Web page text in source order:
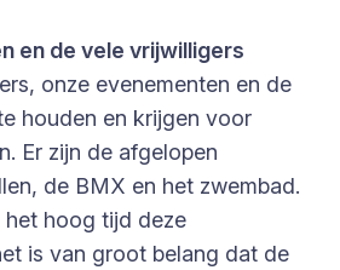
en de vele vrijwilligers
onze evenementen en de
houden en krijgen voor
Er zijn de afgelopen
de BMX en het zwembad.
het hoog tijd deze
is van groot belang dat de